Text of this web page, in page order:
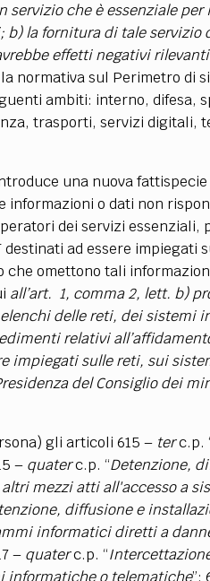
servizio che è essenziale
la fornitura di tale servizio
effetti negativi
normativa sul Perimetro di
ambiti: interno, difesa,
trasporti, servizi digitali,
una nuova
informazioni o dati non
dei servizi essenziali,
ad essere impiegati
omettono tali
all’art. 1, comma 2, lett. b)
delle reti, dei sistemi
relativi
impiegati sulle reti, sui
del Consiglio dei
gli articoli 615 – terc.p.
– quaterc.p. “Detenzione,
mezzi atti all'accesso a
diffusione e
informatici diretti a
– quaterc.p. “
informatiche o telematiche”;